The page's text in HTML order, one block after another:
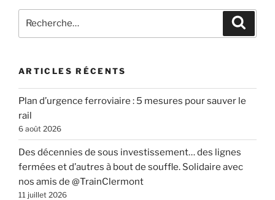
pour
ARTICLES RÉCENTS
Plan d’urgence ferroviaire : 5 mesures pour sauver le
rail
6 août 2026
Des décennies de sous investissement… des lignes
fermées et d’autres à bout de souffle. Solidaire avec
nos amis de @TrainClermont
11 juillet 2026